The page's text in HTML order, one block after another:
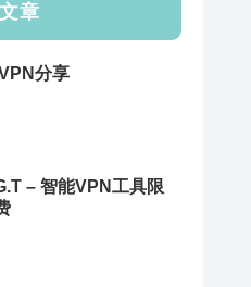
章
分享
– 智能VPN工具限